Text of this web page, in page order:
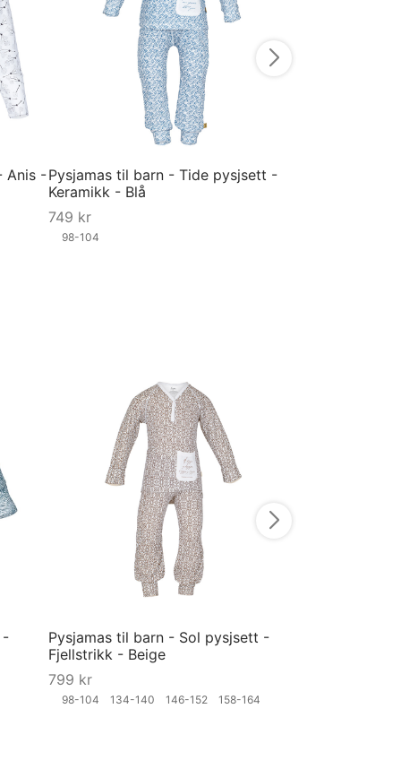
Anis -Pysjamas til barn - Tide pysjsett -
Keramikk - Blå
749 kr
98-104
-
Pysjamas til barn - Sol pysjsett -
Fjellstrikk - Beige
799 kr
98-104 134-140 146-152 158-164